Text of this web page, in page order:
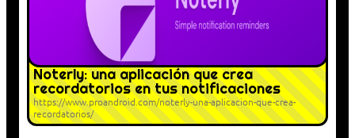
Noterly: una aplicación que crea
recordatorios en tus notificaciones
https://www.proandroid.com/noterly-una-aplicacion-que-crea-
recordatorios/